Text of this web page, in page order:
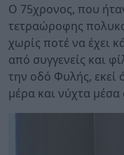
Ο 75χρονος, που
τετραώροφης
χωρίς ποτέ να έχει
από συγγενείς και
την οδό Φυλής, εκεί
μέρα και νύχτα